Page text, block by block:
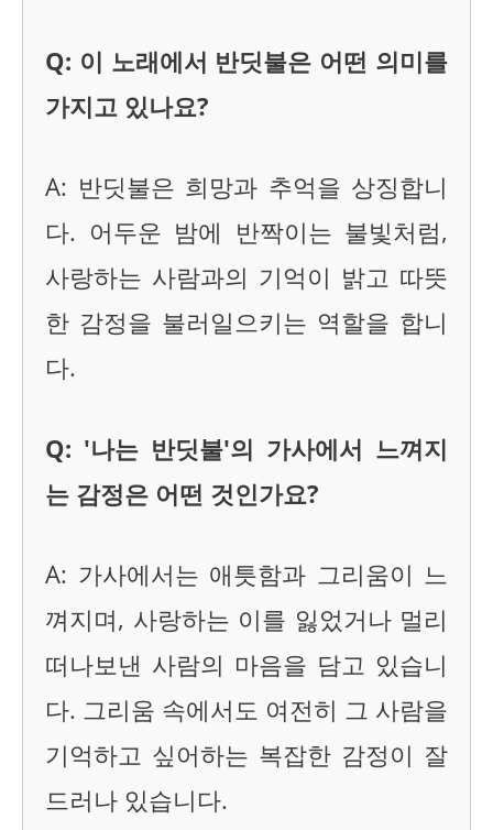
Q: 이 노래에서 반딧불은 어떤 의미를
가지고 있나요?
A: 반딧불은 희망과 추억을 상징합니
다. 어두운 밤에 반짝이는 불빛처럼,
사랑하는 사람과의 기억이 밝고 따뜻
한 감정을 불러일으키는 역할을 합니
다.
Q: '나는 반딧불'의 가사에서 느껴지
는 감정은 어떤 것인가요?
A: 가사에서는 애틋함과 그리움이 느
껴지며, 사랑하는 이를 잃었거나 멀리
떠나보낸 사람의 마음을 담고 있습니
다. 그리움 속에서도 여전히 그 사람을
기억하고 싶어하는 복잡한 감정이 잘
드러나 있습니다.